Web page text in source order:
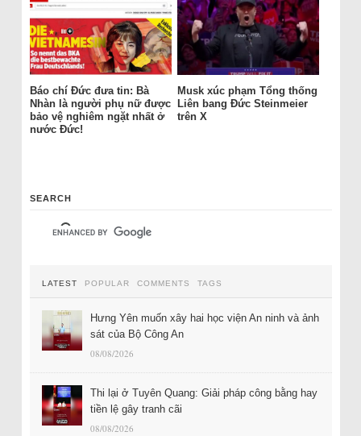
Báo chí Đức đưa tin: Bà
Nhàn là người phụ nữ được
bảo vệ nghiêm ngặt nhất ở
nước Đức!
Musk xúc phạm Tổng thống
Liên bang Đức Steinmeier
trên X
SEARCH
LATEST POPULAR COMMENTS TAGS
Hưng Yên muốn xây hai học viện An ninh và ảnh
sát của Bộ Công An
08/08/2026
Thi lại ở Tuyên Quang: Giải pháp công bằng hay
tiền lệ gây tranh cãi
08/08/2026